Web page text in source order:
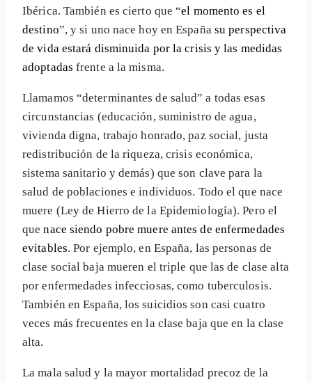
Ibérica. También es cierto que “el momento es el
destino”, y si uno nace hoy en España su perspectiva
de vida estará disminuida por la crisis y las medidas
adoptadasfrente a la misma.
Llamamos “determinantes de salud” a todas esas
circunstancias (educación, suministro de agua,
vivienda digna, trabajo honrado, paz social, justa
redistribución de la riqueza, crisis económica,
sistema sanitario y demás) que son clave para la
salud de poblaciones e individuos. Todo el que nace
muere (Ley de Hierro de la Epidemiología). Pero el
quenace siendo pobre muere antes de enfermedades
evitables. Por ejemplo, en España, las personas de
clase social baja mueren el triple que las de clase alta
por enfermedades infecciosas, como tuberculosis.
También en España, los suicidios son casi cuatro
veces más frecuentes en la clase baja que en la clase
alta.
La mala salud y la mayor mortalidad precoz de la